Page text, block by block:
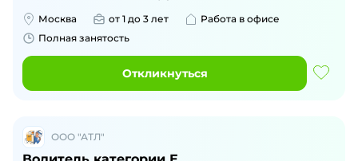
Москва от 1 до 3 лет
Работа в офисе
Полная занятость
Откликнуться
ООО "АТЛ"